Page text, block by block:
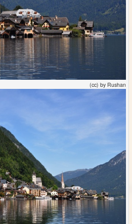
(cc) by Rushan